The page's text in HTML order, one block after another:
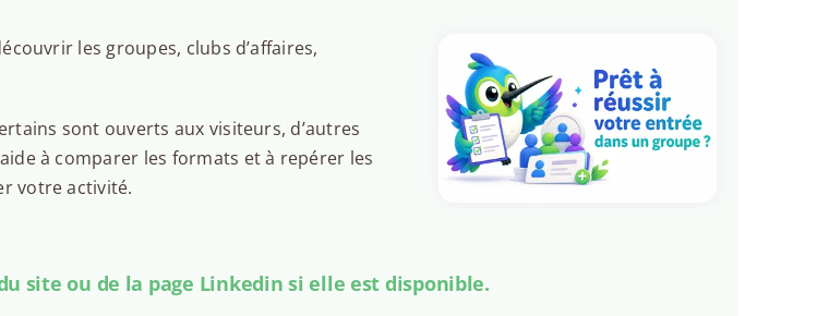
les groupes, clubs d’affaires,
sont ouverts aux visiteurs, d’autres
à comparer les formats et à repérer les
votre activité.
site ou de la page Linkedin si elle est disponible.